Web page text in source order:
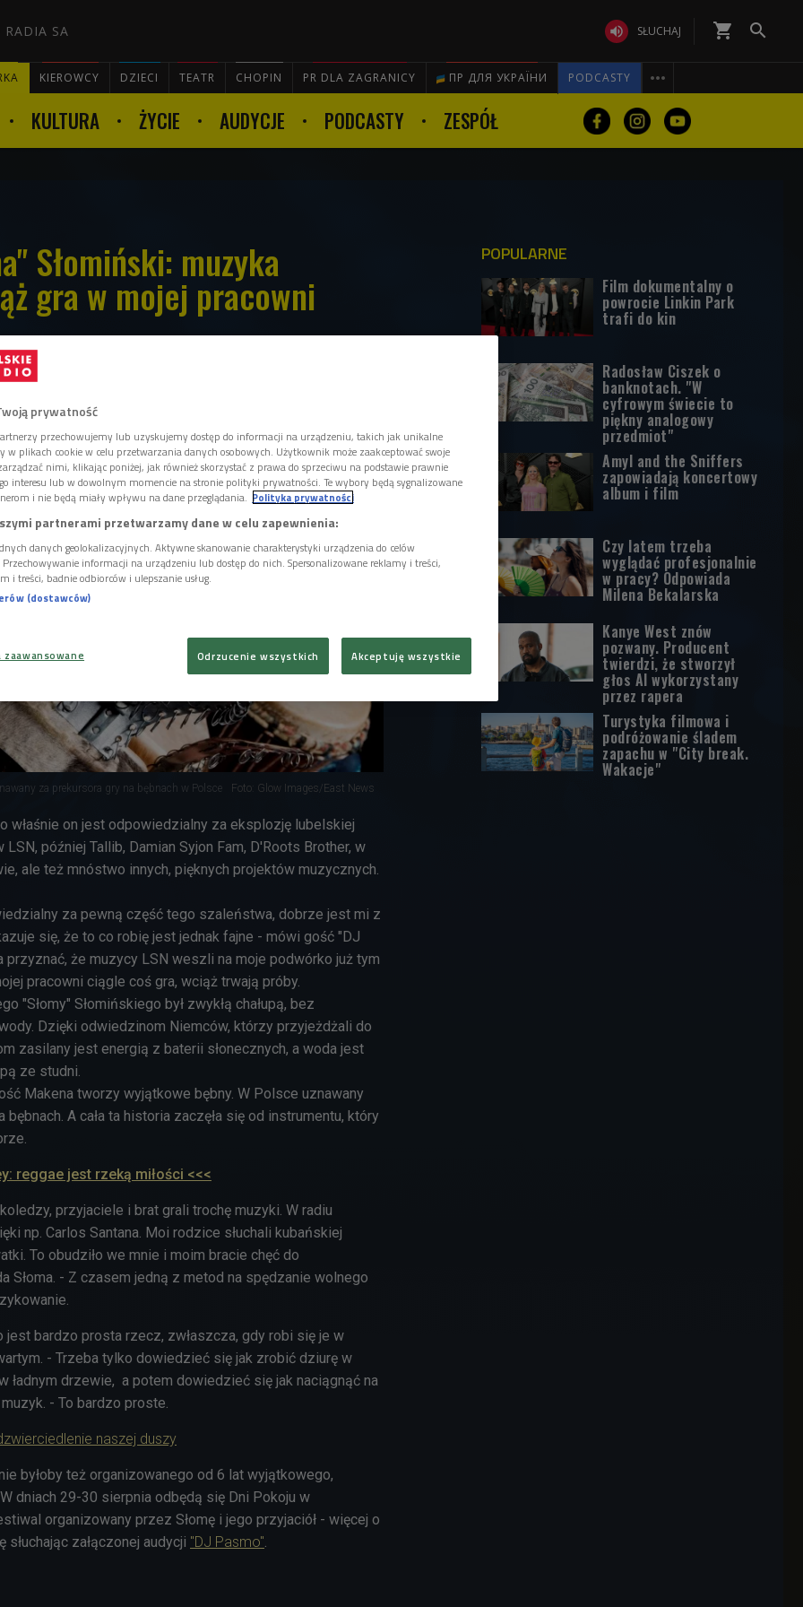
RADIA SA  SŁUCHAJ shopping_cart 
KIEROWCY DZIECI TEATR CHOPIN PR DLA ZAGRANICY ПР ДЛЯ УКРАЇНИ PODCASTY 

KULTURA ŻYCIE AUDYCJE PODCASTY ZESPÓŁ
Słomiński: muzyka
gra w mojej pracowni
znają wszyscy, którzy słuchali
a także ci skupieni wokół społeczności,
jego domu i pracowni w Dąbrówce. Tam
bębny od 1982 roku.
za prekursora gry na bębnach w Polsce Foto: Glow Images/East News
właśnie on jest odpowiedzialny za eksplozję lubelskiej
później Tallib, Damian Syjon Fam, D'Roots Brother, w
ale też mnóstwo innych, pięknych projektów muzycznych.
za pewną część tego szaleństwa, dobrze jest mi z
się, że to co robię jest jednak fajne - mówi gość "DJ
przyznać, że muzycy LSN weszli na moje podwórko już tym
pracowni ciągle coś gra, wciąż trwają próby.
"Słomy" Słomińskiego był zwykłą chałupą, bez
Dzięki odwiedzinom Niemców, którzy przyjeżdżali do
zasilany jest energią z baterii słonecznych, a woda jest
ze studni.
Makena tworzy wyjątkowe bębny. W Polsce uznawany
A cała ta historia zaczęła się od instrumentu, który
reggae jest rzeką miłości <<<
przyjaciele i brat grali trochę muzyki. W radiu
np. Carlos Santana. Moi rodzice słuchali kubańskiej
To obudziło we mnie i moim bracie chęć do
Słoma. - Z czasem jedną z metod na spędzanie wolnego
jest bardzo prosta rzecz, zwłaszcza, gdy robi się je w
- Trzeba tylko dowiedzieć się jak zrobić dziurę w
ładnym drzewie, a potem dowiedzieć się jak naciągnąć na
- To bardzo proste.
naszej duszy
byłoby też organizowanego od 6 lat wyjątkowego,
dniach 29-30 sierpnia odbędą się Dni Pokoju w
organizowany przez Słomę i jego przyjaciół - więcej o
załączonej audycji "DJ Pasmo".
POPULARNE
Film dokumentalny o
powrocie Linkin Park
trafi do kin
Radosław Ciszek o
banknotach. "W
cyfrowym świecie to
piękny analogowy
przedmiot"
Amyl and the Sniffers
zapowiadają koncertowy
album i film
Czy latem trzeba
wyglądać profesjonalnie
w pracy? Odpowiada
Milena Bekalarska
Kanye West znów
pozwany. Producent
twierdzi, że stworzył
głos AI wykorzystany
przez rapera
Turystyka filmowa i
podróżowanie śladem
zapachu w "City break.
Wakacje"
prywatność
przechowujemy lub uzyskujemy dostęp do informacji na urządzeniu, takich jak unikalne
w plikach cookie w celu przetwarzania danych osobowych. Użytkownik może zaakceptować swoje
nimi, klikając poniżej, jak również skorzystać z prawa do sprzeciwu na podstawie prawnie
interesu lub w dowolnym momencie na stronie polityki prywatności. Te wybory będą sygnalizowane
i nie będą miały wpływu na dane przeglądania. Polityka prywatności
partnerami przetwarzamy dane w celu zapewnienia:
danych geolokalizacyjnych. Aktywne skanowanie charakterystyki urządzenia do celów
informacji na urządzeniu lub dostęp do nich. Spersonalizowane reklamy i treści,
i treści, badnie odbiorców i ulepszanie usług.
(dostawców)
Odrzucenie wszystkich Akceptuję wszystkie